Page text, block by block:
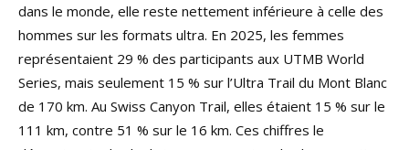
dans le monde, elle reste nettement inférieure à celle des
hommes sur les formats ultra. En 2025, les femmes
représentaient 29 % des participants aux UTMB World
Series, mais seulement 15 % sur l’Ultra Trail du Mont Blanc
de 170 km. Au Swiss Canyon Trail, elles étaient 15 % sur le
111 km, contre 51 % sur le 16 km. Ces chiffres le